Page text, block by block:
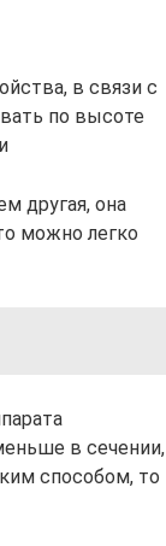
в связи с
по высоте
другая, она
можно легко
в сечении,
способом, то